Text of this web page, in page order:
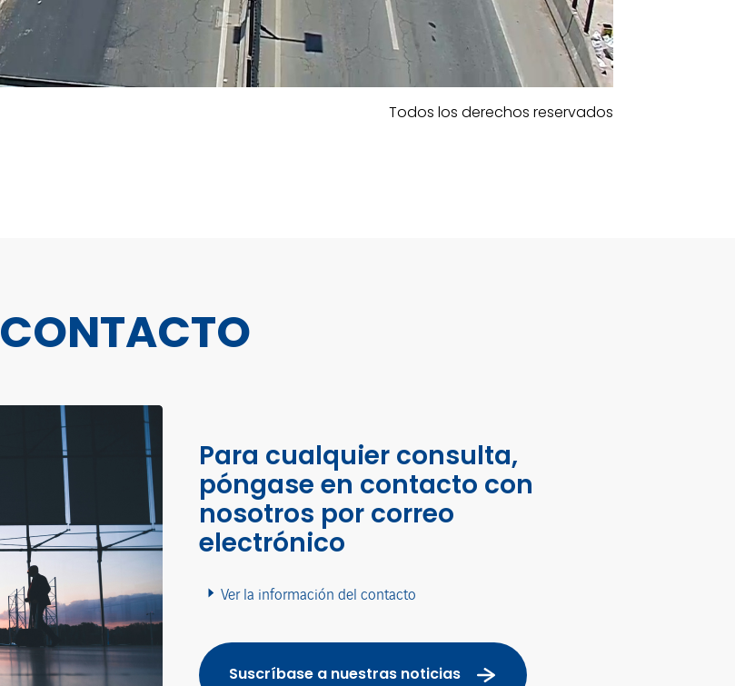
Todos los derechos reservados
CONTACTO
Para cualquier consulta,
póngase en contacto con
nosotros por correo
electrónico
Ver la información del contacto
Suscríbase a nuestras noticias